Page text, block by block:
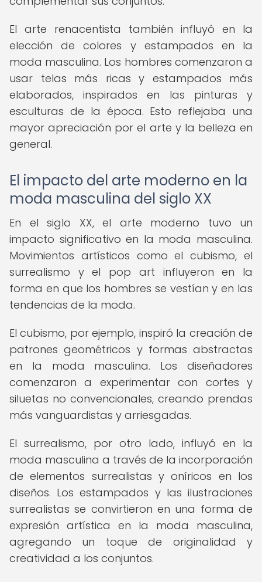
El arte renacentista también influyó en la
elección de colores y estampados en la
moda masculina. Los hombres comenzaron a
usar telas más ricas y estampados más
elaborados, inspirados en las pinturas y
esculturas de la época. Esto reflejaba una
mayor apreciación por el arte y la belleza en
general.
El impacto del arte moderno en la
moda masculina del siglo XX
En el siglo XX, el arte moderno tuvo un
impacto significativo en la moda masculina.
Movimientos artísticos como el cubismo, el
surrealismo y el pop art influyeron en la
forma en que los hombres se vestían y en las
tendencias de la moda.
El cubismo, por ejemplo, inspiró la creación de
patrones geométricos y formas abstractas
en la moda masculina. Los diseñadores
comenzaron a experimentar con cortes y
siluetas no convencionales, creando prendas
más vanguardistas y arriesgadas.
El surrealismo, por otro lado, influyó en la
moda masculina a través de la incorporación
de elementos surrealistas y oníricos en los
diseños. Los estampados y las ilustraciones
surrealistas se convirtieron en una forma de
expresión artística en la moda masculina,
agregando un toque de originalidad y
creatividad a los conjuntos.